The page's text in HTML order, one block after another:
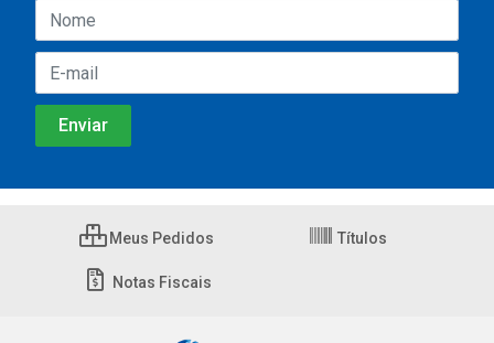
Meus Pedidos Títulos
Notas Fiscais